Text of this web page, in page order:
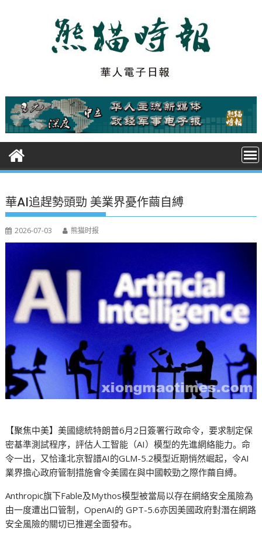
t
華AI追趕勢頭勁 美業界憂作繭自縛
2026-07-03 熊猫时报
【聚焦中美】美國總統特朗普6月2日簽署行政命令，要求制定保
密基準測試程序，評估人工智能（AI）模型的先進網絡能力。命
令一出，又恰逢北京智譜AI的GLM-5.2模型近期悄然崛起，令AI
業界擔心政府管制措施會令美國在與中國較勁之際作繭自縛。
Anthropic旗下Fable及Mythos模型被當局以存在網絡安全風險為
由一度遭出口管制，OpenAI的 GPT-5.6亦因美國政府對潛在網路
安全風險的關切已推遲全面發布。